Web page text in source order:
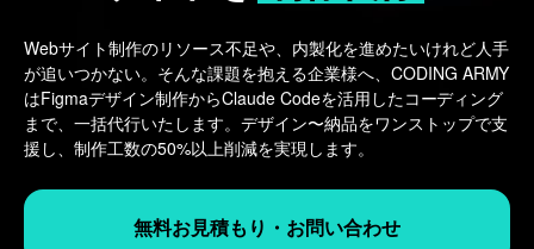
Webサイト制作のリソース不足や、内製化を進めたいけれど人手
が追いつかない。そんな課題を抱える企業様へ、CODING ARMY
はFigmaデザイン制作からClaude Codeを活用したコーディング
まで、一括代行いたします。デザイン〜納品をワンストップで支
援し、制作工数の50%以上削減を実現します。
無料お見積もり・お問い合わせ